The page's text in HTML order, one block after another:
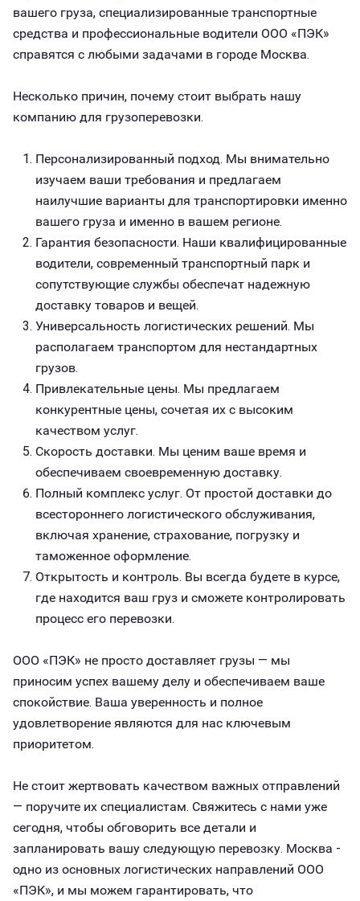
вашего груза, специализированные транспортные
средства и профессиональные водители ООО «ПЭК»
справятся с любыми задачами в городе Москва.
Несколько причин, почему стоит выбрать нашу
компанию для грузоперевозки.
Персонализированный подход. Мы внимательно
изучаем ваши требования и предлагаем
наилучшие варианты для транспортировки именно
вашего груза и именно в вашем регионе.
Гарантия безопасности. Наши квалифицированные
водители, современный транспортный парк и
сопутствующие службы обеспечат надежную
доставку товаров и вещей.
Универсальность логистических решений. Мы
располагаем транспортом для нестандартных
грузов.
Привлекательные цены. Мы предлагаем
конкурентные цены, сочетая их с высоким
качеством услуг.
Скорость доставки. Мы ценим ваше время и
обеспечиваем своевременную доставку.
Полный комплекс услуг. От простой доставки до
всестороннего логистического обслуживания,
включая хранение, страхование, погрузку и
таможенное оформление.
Открытость и контроль. Вы всегда будете в курсе,
где находится ваш груз и сможете контролировать
процесс его перевозки.
ООО «ПЭК» не просто доставляет грузы — мы
приносим успех вашему делу и обеспечиваем ваше
спокойствие. Ваша уверенность и полное
удовлетворение являются для нас ключевым
приоритетом.
Не стоит жертвовать качеством важных отправлений
— поручите их специалистам. Свяжитесь с нами уже
сегодня, чтобы обговорить все детали и
запланировать вашу следующую перевозку. Москва -
одно из основных логистических направлений ООО
«ПЭК», и мы можем гарантировать, что